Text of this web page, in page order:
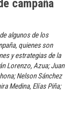
campaña
algunos de los
quienes son
y estrategias de la
Lorenzo, Azua; Juan
Nelson Sánchez
Medina, Elías Piña;